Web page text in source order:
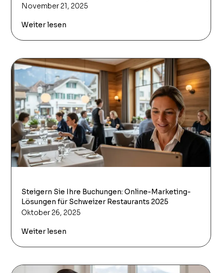
November 21, 2025
Weiter lesen
Steigern Sie Ihre Buchungen: Online-Marketing-
Lösungen für Schweizer Restaurants 2025
Oktober 26, 2025
Weiter lesen